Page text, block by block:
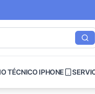
TÉCNICO IPHONE